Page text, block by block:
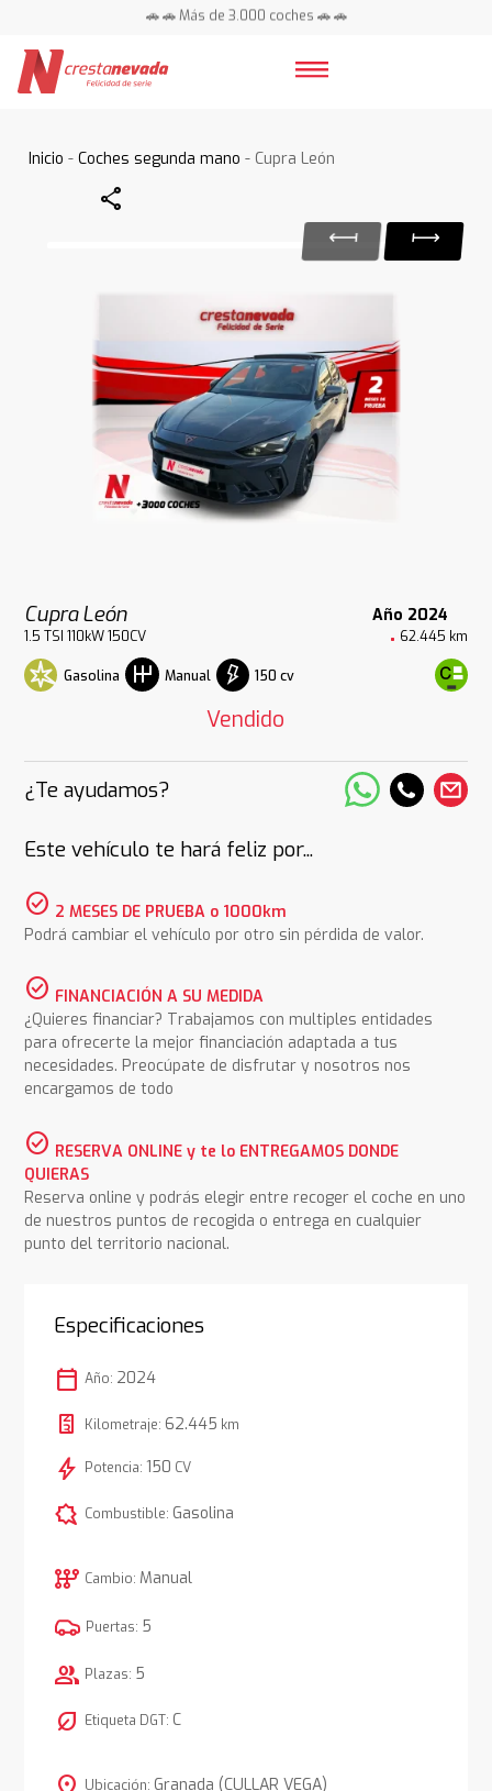
🚗 🚗 Más de 3.000 coches 🚗 🚗
Inicio -Coches segunda mano - Cupra León
Share
Cupra León Año 2024
1.5 TSI 110kW 150CV 62.445 km
Gasolina Manual 150 cv
Vendido
¿Te ayudamos?
Este vehículo te hará feliz por...
check_circle 2 MESES DE PRUEBA o 1000km
Podrá cambiar el vehículo por otro sin pérdida de valor.
check_circle FINANCIACIÓN A SU MEDIDA
¿Quieres financiar? Trabajamos con multiples entidades
para ofrecerte la mejor financiación adaptada a tus
necesidades. Preocúpate de disfrutar y nosotros nos
encargamos de todo
check_circle RESERVA ONLINE y te lo ENTREGAMOS DONDE
QUIERAS
Reserva online y podrás elegir entre recoger el coche en uno
de nuestros puntos de recogida o entrega en cualquier
punto del territorio nacional.
Especificaciones
calendar_today Año: 2024
Kilometraje: 62.445 km
bolt Potencia: 150 CV
comic_bubble Combustible: Gasolina
auto_transmission Cambio: Manual
Puertas: 5
group Plazas: 5
nest_eco_leaf Etiqueta DGT: C
Ubicación: Granada (CULLAR VEGA)